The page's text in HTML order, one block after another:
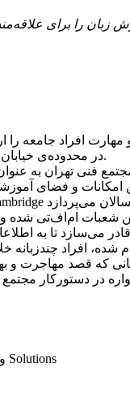
را برای
افراد جامعه
در محدوده‌ی خیابان فرجام تاسیس شده و از سال 1390 کار خود را آغاز کرده است.
می‌سازد تا به
شده، افراد
در دستورکار
- انگلیسی کودک و نوجوان: کتاب های Pockets، Family Friends و Solutions